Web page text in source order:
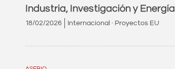
Industria, Investigación y Energía
18/02/2026 Internacional · Proyectos EU